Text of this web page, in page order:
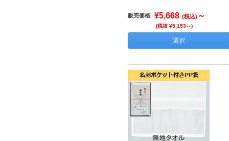
販売価格 ¥5,668 (税込) ～
(税抜 ¥5,153～)
選択